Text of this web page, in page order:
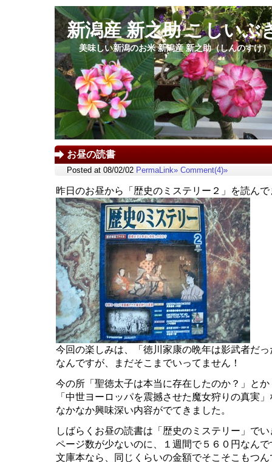
新潟産 新之助 こしいぶ
美味しい新潟のお米 新潟産 新之助（しんのすけ
お昼の読書
Posted at 08/02/02 PermaLink» Comment(4)»
昨日のお昼から「歴史のミステリー２」を読んで
今回の楽しみは、「徳川家康の晩年は影武者だっ
なんですが、まだそこまでいってません！
今の所「聖徳太子は本当に存在したのか？」とか
「中世ヨーロッパを震撼させた魔女狩りの真実」
なかなか興味深い内容がでてきました。
しばらくお昼の読書は「歴史のミステリー」で
ページ数が少ないのに、１週間で５６０円なんで
文庫本なら、同じくらいの金額でそこそこもつ